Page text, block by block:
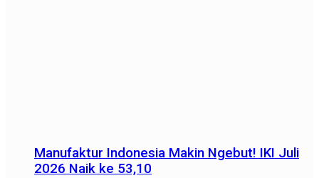
Manufaktur Indonesia Makin Ngebut! IKI Juli
2026 Naik ke 53,10